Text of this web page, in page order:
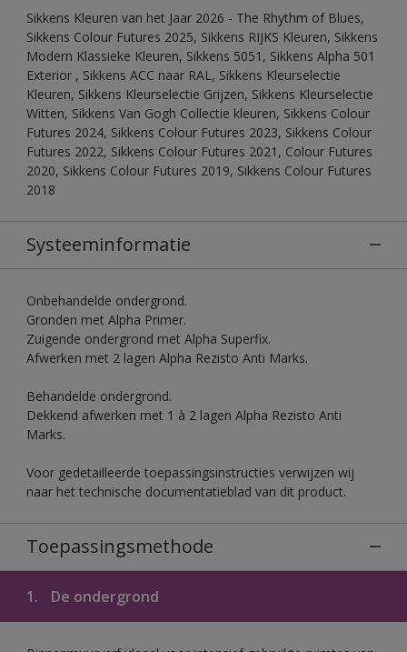
Sikkens Kleuren van het Jaar 2026 - The Rhythm of Blues,
Sikkens Colour Futures 2025, Sikkens RIJKS Kleuren, Sikkens
Modern Klassieke Kleuren, Sikkens 5051, Sikkens Alpha 501
Exterior , Sikkens ACC naar RAL, Sikkens Kleurselectie
Kleuren, Sikkens Kleurselectie Grijzen, Sikkens Kleurselectie
Witten, Sikkens Van Gogh Collectie kleuren, Sikkens Colour
Futures 2024, Sikkens Colour Futures 2023, Sikkens Colour
Futures 2022, Sikkens Colour Futures 2021, Colour Futures
2020, Sikkens Colour Futures 2019, Sikkens Colour Futures
2018
Systeeminformatie
Onbehandelde ondergrond.
Gronden met Alpha Primer.
Zuigende ondergrond met Alpha Superfix.
Afwerken met 2 lagen Alpha Rezisto Anti Marks.
Behandelde ondergrond.
Dekkend afwerken met 1 à 2 lagen Alpha Rezisto Anti
Marks.
Voor gedetailleerde toepassingsinstructies verwijzen wij
naar het technische documentatieblad van dit product.
Toepassingsmethode
1. De ondergrond